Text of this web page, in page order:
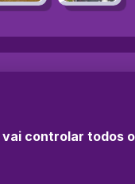
controlar todos